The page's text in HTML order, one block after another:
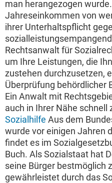
man herangezogen
Jahreseinkommen von
ihrer Unterhaltspflicht
Rechtsanwalt für
um Ihre Leistungen, die
zustehen durchzusetzen,
Überprüfung behördlicher
Ein Anwalt mit
auch in Ihrer Nähe schnell
Sozialhilfe Aus dem
wurde vor einigen Jahren
findet es im
Buch. Als Sozialstaat hat
seine Bürger bestmöglich
gewährleistet durch das